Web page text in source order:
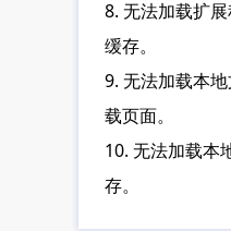
8. 无法加载扩
缓存。
9. 无法加载本
载页面。
10. 无法加载本
存。